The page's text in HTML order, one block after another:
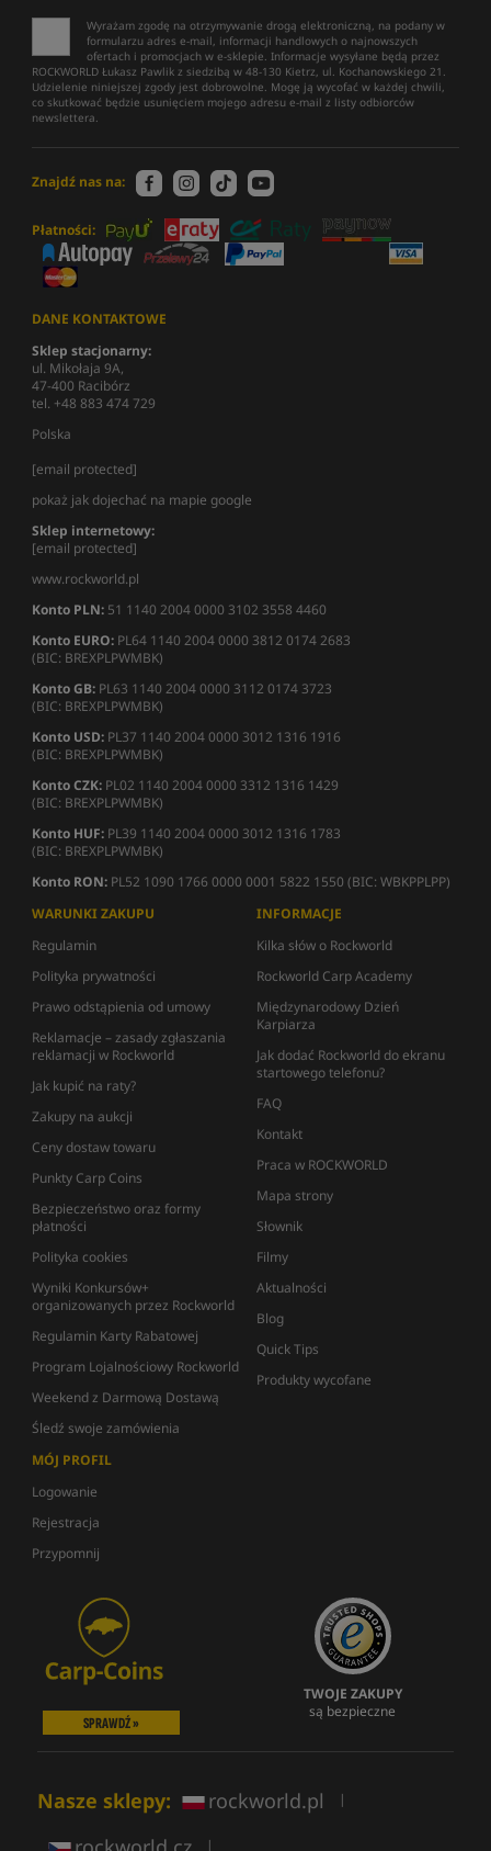
Wyrażam zgodę na otrzymywanie drogą elektroniczną, na podany w
formularzu adres e-mail, informacji handlowych o najnowszych
ofertach i promocjach w e-sklepie. Informacje wysyłane będą przez
ROCKWORLD Łukasz Pawlik z siedzibą w 48-130 Kietrz, ul. Kochanowskiego 21.
Udzielenie niniejszej zgody jest dobrowolne. Mogę ją wycofać w każdej chwili,
co skutkować będzie usunięciem mojego adresu e-mail z listy odbiorców
newslettera.
Znajdź nas na:
Płatności:
DANE KONTAKTOWE
Sklep stacjonarny:
ul. Mikołaja 9A,
47-400 Racibórz
tel. +48 883 474 729
Polska
[email protected]
pokaż jak dojechać na mapie google
Sklep internetowy:
[email protected]
www.rockworld.pl
Konto PLN: 51 1140 2004 0000 3102 3558 4460
Konto EURO: PL64 1140 2004 0000 3812 0174 2683
(BIC: BREXPLPWMBK)
Konto GB: PL63 1140 2004 0000 3112 0174 3723
(BIC: BREXPLPWMBK)
Konto USD: PL37 1140 2004 0000 3012 1316 1916
(BIC: BREXPLPWMBK)
Konto CZK: PL02 1140 2004 0000 3312 1316 1429
(BIC: BREXPLPWMBK)
Konto HUF: PL39 1140 2004 0000 3012 1316 1783
(BIC: BREXPLPWMBK)
Konto RON: PL52 1090 1766 0000 0001 5822 1550 (BIC: WBKPPLPP)
WARUNKI ZAKUPU
Regulamin
Polityka prywatności
Prawo odstąpienia od umowy
Reklamacje – zasady zgłaszania
reklamacji w Rockworld
Jak kupić na raty?
Zakupy na aukcji
Ceny dostaw towaru
Punkty Carp Coins
Bezpieczeństwo oraz formy
płatności
Polityka cookies
Wyniki Konkursów+
organizowanych przez Rockworld
Regulamin Karty Rabatowej
Program Lojalnościowy Rockworld
Weekend z Darmową Dostawą
Śledź swoje zamówienia
INFORMACJE
Kilka słów o Rockworld
Rockworld Carp Academy
Międzynarodowy Dzień
Karpiarza
Jak dodać Rockworld do ekranu
startowego telefonu?
FAQ
Kontakt
Praca w ROCKWORLD
Mapa strony
Słownik
Filmy
Aktualności
Blog
Quick Tips
Produkty wycofane
MÓJ PROFIL
Logowanie
Rejestracja
Przypomnij
SPRAWDŹ »
TWOJE ZAKUPY
są bezpieczne
Nasze sklepy: rockworld.pl |
|